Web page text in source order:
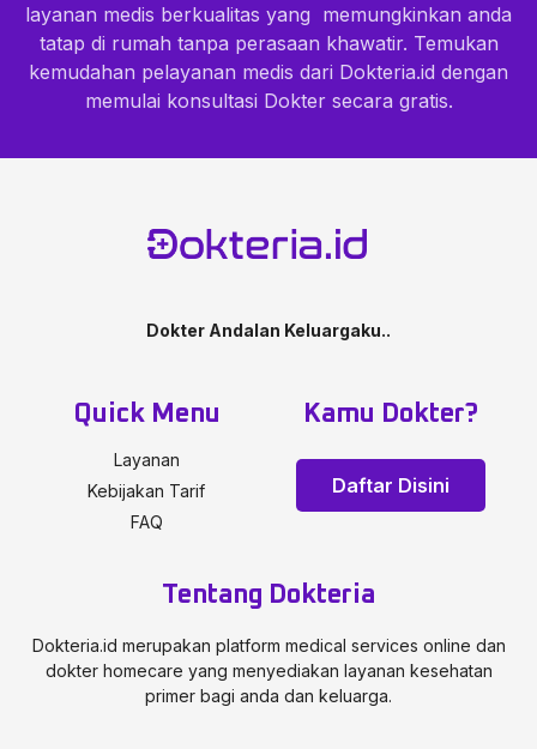
layanan medis berkualitas yang memungkinkan anda
tatap di rumah tanpa perasaan khawatir. Temukan
kemudahan pelayanan medis dari Dokteria.id dengan
memulai konsultasi Dokter secara gratis.
Dokter Andalan Keluargaku..
Quick Menu
Layanan
Kebijakan Tarif
FAQ
Kamu Dokter?
Daftar Disini
Tentang Dokteria
Dokteria.id merupakan platform medical services online dan
dokter homecare yang menyediakan layanan kesehatan
primer bagi anda dan keluarga.